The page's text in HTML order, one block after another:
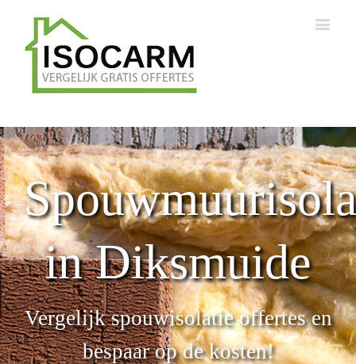
in Diksmuide
Vergelijk spouwisolatie offertes en
bespaar op de kosten!